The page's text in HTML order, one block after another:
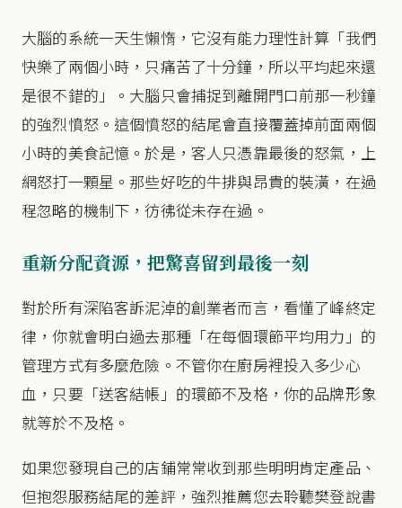
大腦的系統一天生懶惰，它沒有能力理性計算「我們
快樂了兩個小時，只痛苦了十分鐘，所以平均起來還
是很不錯的」。大腦只會捕捉到離開門口前那一秒鐘
的強烈憤怒。這個憤怒的結尾會直接覆蓋掉前面兩個
小時的美食記憶。於是，客人只憑靠最後的怒氣，上
網怒打一顆星。那些好吃的牛排與昂貴的裝潢，在過
程忽略的機制下，彷彿從未存在過。
重新分配資源，把驚喜留到最後一刻
對於所有深陷客訴泥淖的創業者而言，看懂了峰終定
律，你就會明白過去那種「在每個環節平均用力」的
管理方式有多麼危險。不管你在廚房裡投入多少心
血，只要「送客結帳」的環節不及格，你的品牌形象
就等於不及格。
如果您發現自己的店鋪常常收到那些明明肯定產品、
但抱怨服務結尾的差評，強烈推薦您去聆聽樊登說書